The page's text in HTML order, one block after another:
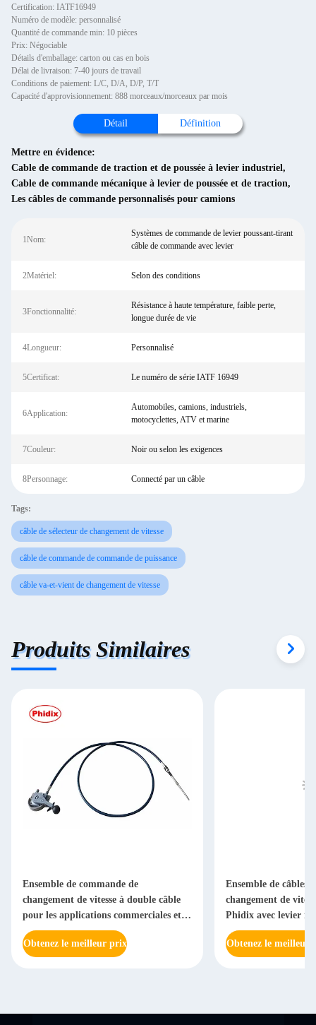
Certification: IATF16949
Numéro de modèle: personnalisé
Quantité de commande min: 10 pièces
Prix: Négociable
Détails d'emballage: carton ou cas en bois
Délai de livraison: 7-40 jours de travail
Conditions de paiement: L/C, D/A, D/P, T/T
Capacité d'approvisionnement: 888 morceaux/morceaux par mois
Détail Définition
Mettre en évidence:
Cable de commande de traction et de poussée à levier industriel,
Cable de commande mécanique à levier de poussée et de traction,
Les câbles de commande personnalisés pour camions
1Nom:
Systèmes de commande de levier poussant-tirant
câble de commande avec levier
2Matériel: Selon des conditions
3Fonctionnalité:
Résistance à haute température, faible perte,
longue durée de vie
4Longueur: Personnalisé
5Certificat: Le numéro de série IATF 16949
6Application:
Automobiles, camions, industriels,
motocyclettes, ATV et marine
7Couleur: Noir ou selon les exigences
8Personnage: Connecté par un câble
Tags:
câble de sélecteur de changement de vitesse
câble de commande de commande de puissance
câble va-et-vient de changement de vitesse
Produits Similaires
Ensemble de commande de
changement de vitesse à double câble
pour les applications commerciales et
robustes
Obtenez le meilleur prix
Ensemble de câbles
changement de
Phidix avec levier
flexible
Obtenez le meilleur